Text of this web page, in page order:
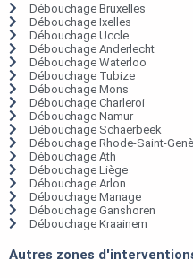
Débouchage Bruxelles
Débouchage Ixelles
Débouchage Uccle
Débouchage Anderlecht
Débouchage Waterloo
Débouchage Tubize
Débouchage Mons
Débouchage Charleroi
Débouchage Namur
Débouchage Schaerbeek
Débouchage Rhode-Saint-
Débouchage Ath
Débouchage Liège
Débouchage Arlon
Débouchage Manage
Débouchage Ganshoren
Débouchage Kraainem
Autres zones